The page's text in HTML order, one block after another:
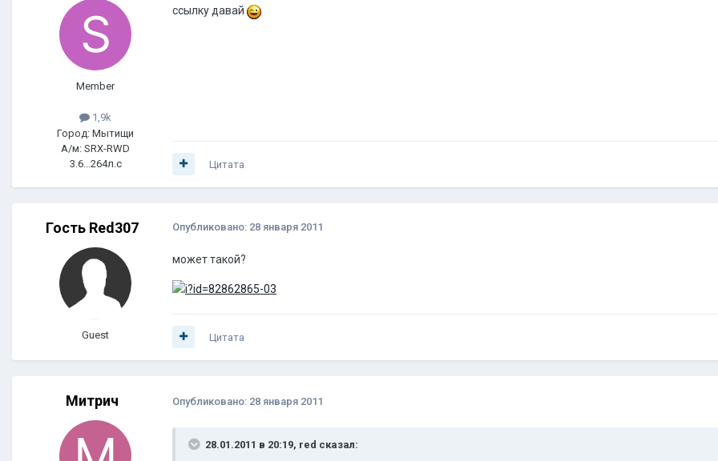
Member
1,9k
Город: Мытищи
А/м: SRX-RWD
3.6...264л.с
ссылку давай
Цитата
Гость Red307
Guest
Опубликовано: 28 января 2011
может такой?
Цитата
Митрич Опубликовано: 28 января 2011
28.01.2011 в 20:19, red сказал: